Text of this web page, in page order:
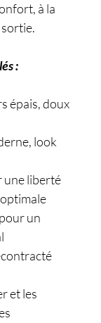
à la
:
épais, doux
look
une liberté
un
et les